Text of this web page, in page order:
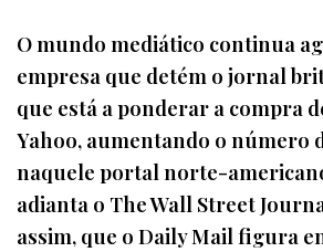
O mundo mediático continua
empresa que detém o jornal
que está a ponderar a compra
Yahoo, aumentando o número
naquele portal norte-
adianta o The Wall Street
assim, que o Daily Mail figura